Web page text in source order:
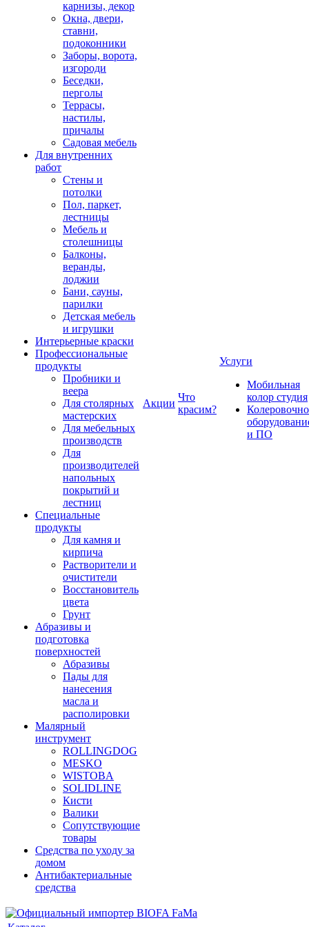
карнизы, декор
Окна, двери,
ставни,
подоконники
Заборы, ворота,
изгороди
Беседки,
перголы
Террасы,
настилы,
причалы
Садовая мебель
Для внутренних
работ
Стены и
потолки
Пол, паркет,
лестницы
Мебель и
столешницы
Балконы,
веранды,
лоджии
Бани, сауны,
парилки
Детская мебель
и игрушки
Интерьерные краски
Профессиональные
продукты
Пробники и
веера
Для столярных
мастерских
Для мебельных
производств
Для
производителей
напольных
покрытий и
лестниц
Специальные
продукты
Для камня и
кирпича
Растворители и
очистители
Восстановитель
цвета
Грунт
Абразивы и
подготовка
поверхностей
Абразивы
Пады для
нанесения
масла и
располировки
Малярный
инструмент
ROLLINGDOG
MESKO
WISTOBA
SOLIDLINE
Кисти
Валики
Сопутствующие
товары
Средства по уходу за
домом
Антибактериальные
средства
Акции
Что
красим?
Услуги
Мобильная
колор студия
и ПО